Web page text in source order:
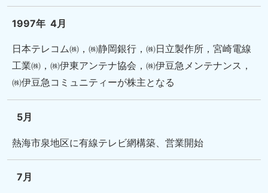
1997年 4月
日本テレコム㈱，㈱静岡銀行，㈱日立製作所，宮崎電線
工業㈱，㈱伊東アンテナ協会，㈱伊豆急メンテナンス，
㈱伊豆急コミュニティーが株主となる
5月
熱海市泉地区に有線テレビ網構築、営業開始
7月